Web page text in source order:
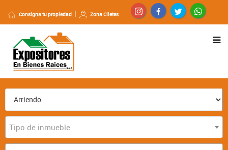
Consigna tu propiedad Zona Clietes
Tipo de inmueble